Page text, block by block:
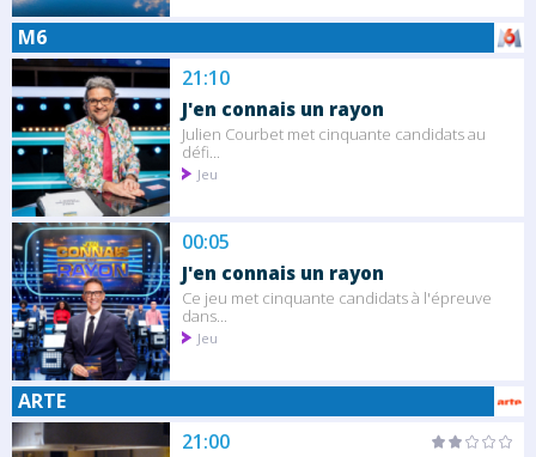
M6
21:10
J'en connais un rayon
Julien Courbet met cinquante candidats au
défi...
Jeu
00:05
J'en connais un rayon
Ce jeu met cinquante candidats à l'épreuve
dans...
Jeu
ARTE
21:00